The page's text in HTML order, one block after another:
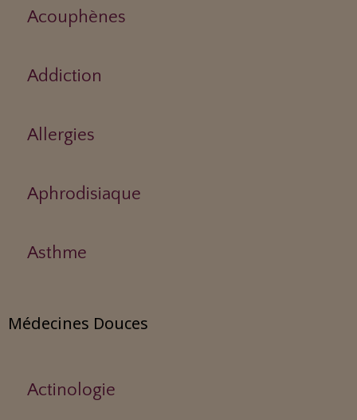
Acouphènes
Addiction
Allergies
Aphrodisiaque
Asthme
Médecines Douces
Actinologie